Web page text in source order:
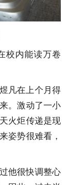
校内能读万卷
凡在上个月得
。激动了一小
火炬传递是现
姿势很难看，
他很快调整心